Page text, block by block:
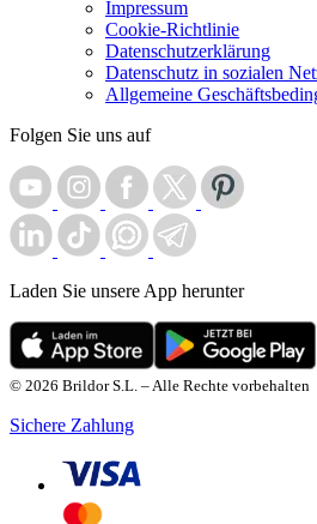
Impressum
Cookie-Richtlinie
Datenschutzerklärung
Datenschutz in sozialen
Allgemeine
Folgen Sie uns auf
Laden Sie unsere App herunter
© 2026 Brildor S.L. – Alle Rechte vorbehalten
Sichere Zahlung